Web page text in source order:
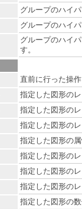
グループのハイ
グループのハイ
グループのハイ
す。
直前に行った操
指定した図形の
指定した図形の
指定した図形の
指定した図形の
指定した図形の
指定した図形の
指定した図形の
指定した図形の